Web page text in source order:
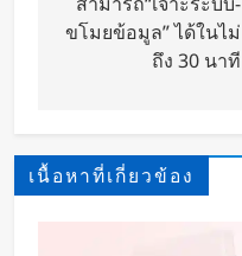
ขโมยข้อมูล” ได้ในไม่
ถึง 30 นาที
เนื้อหาที่เกี่ยวข้อง